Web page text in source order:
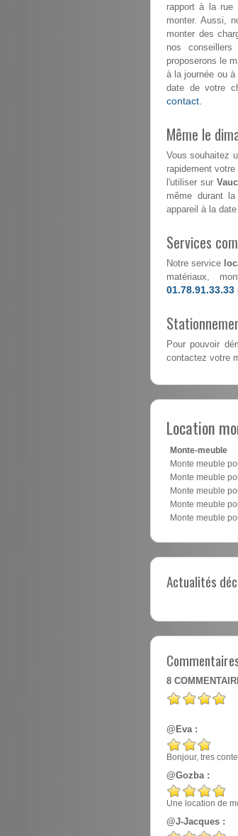
rapport à la rue
monter. Aussi,
monter des
nos conseillers
proposerons le
à la journée ou
date de votre
contact.
Même le
Vous souhaitez
rapidement
l'utiliser sur
même durant
appareil à la
Services
Notre service
matériaux,
01.78.91.33.33
Pour pouvoir
contactez votre
Location
Monte-meuble
Monte meuble
Monte meuble
Monte meuble
Monte meuble
Monte meuble
Actualités
8
@Eva :
Bonjour, tres
@Gozba :
Une location de
@J-Jacques :